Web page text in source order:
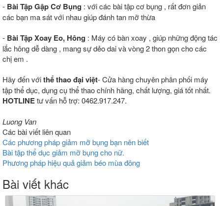
- Bài Tập Gập Cơ Bụng : với các bài tập cơ bụng , rất đơn giản
các bạn ma sát với nhau giúp đánh tan mỡ thừa
- Bài Tập Xoay Eo, Hông : Máy có bàn xoay , giúp những động tác
lắc hông dễ dàng , mang sự dẻo dai và vòng 2 thon gọn cho các
chị em .
Hãy đến vớithể thao đại việt- Cửa hàng chuyên phân phối máy
tập thể dục, dụng cụ thể thao chính hãng, chất lượng, giá tốt nhất.
HOTLINEtư vấn hỗ trợ: 0462.917.247.
Luong Van
Các bài viết liên quan
Các phương pháp giảm mỡ bụng bạn nên biết
Bài tập thể dục giảm mỡ bụng cho nữ.
Phương pháp hiệu quả giảm béo mùa đông
Bài viết khác